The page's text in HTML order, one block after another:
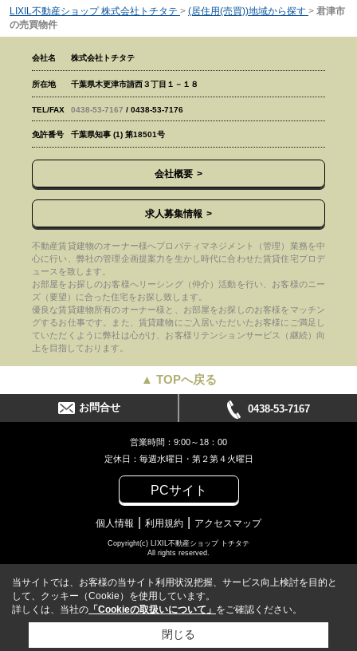
LIXIL不動産ショップ 株式会社トチタテ > (居住用(売買))地域から探す > 君津市
の売買物件
会社名 株式会社トチタテ
所在地 千葉県木更津市請西３丁目１－１８
TEL/FAX 0438-53-7167 / 0438-53-7176
免許番号 千葉県知事 (1) 第18501号
会社概要
求人募集情報
不動産賃貸建物のオーナー様へプロパティマネジメント（管理）業務を中
心に行い、弊社の管理企画提案力を生かし時代に合わせた賃貸住宅プロデ
ュースを致します。
お部屋をお探しのお客様へリーシング（仲介）活動を行い、お客様のニー
ズ（要望）に合った住宅をお探し致します。
優良な賃貸建物所有のオーナー様と、お部屋をお探しのお客様をマッチン
グするお仕事です。また、賃貸建物にご入居いただいたお客様にご満足し
ていただくように弊社は心がけ、お客様リテンションサービス（継続）向
上を目指しております。
▲ TOPへ戻る
お問合せ 0438-53-7167
営業時間：9:00～18：00
定休日：毎週水曜日・第２第４火曜日
PCサイト
個人情報 利用規約 アクセスマップ
Copyright(c) LIXIL不動産ショップ トチタテ
All rights reserved.
当サイトでは、お客様の当サイト利用状況把握、サービス向上検討を目的と
して、クッキー（Cookie）を使用しています。
詳しくは、当社の 「Cookieの取扱いについて」 をご確認ください。
閉じる